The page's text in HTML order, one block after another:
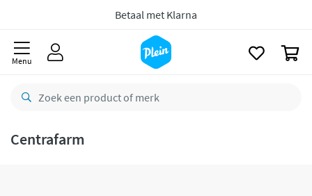
Betaal met Klarna
Menu
Centrafarm